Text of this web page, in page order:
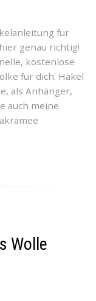
für
genau richtig!
kostenlose
für dich. Häkel
als Anhänger,
auch meine
Wolle